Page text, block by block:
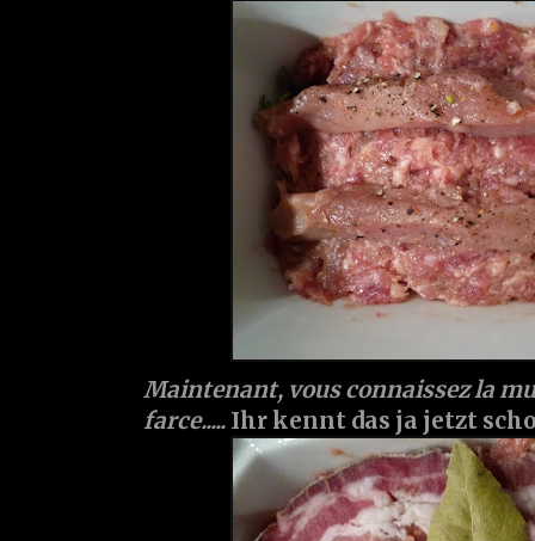
Maintenant, vous connaissez la
farce..... Ihr kennt das ja jetzt